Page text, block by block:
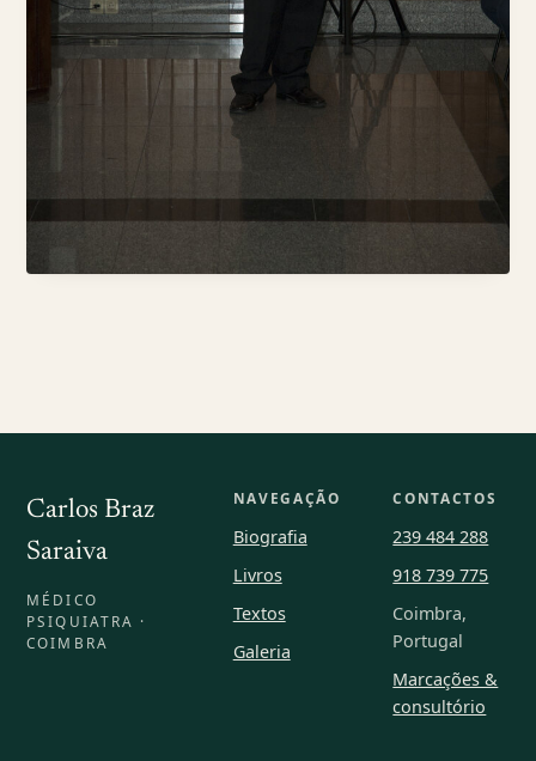
Carlos Braz
Saraiva
MÉDICO
PSIQUIATRA ·
COIMBRA
NAVEGAÇÃO
Biografia
Livros
Textos
Galeria
CONTACTOS
239 484 288
918 739 775
Coimbra,
Portugal
Marcações &
consultório